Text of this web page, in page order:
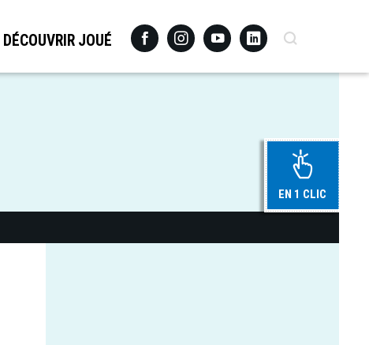
DÉCOUVRIR JOUÉ FacebookInstagramYoutubeLinkedinRecherche
EN 1 CLIC